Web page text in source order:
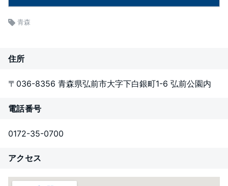
青森
住所
〒036-8356 青森県弘前市大字下白銀町1-6 弘前公園内
電話番号
0172-35-0700
アクセス